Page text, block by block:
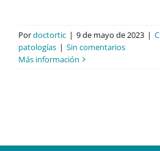
Pordoctortic | 9 de mayo de 2023 |
patologías | Sin comentarios
Más información